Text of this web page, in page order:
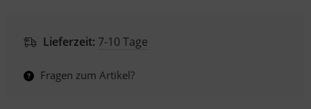
Lieferzeit: 7-10 Tage
Fragen zum Artikel?